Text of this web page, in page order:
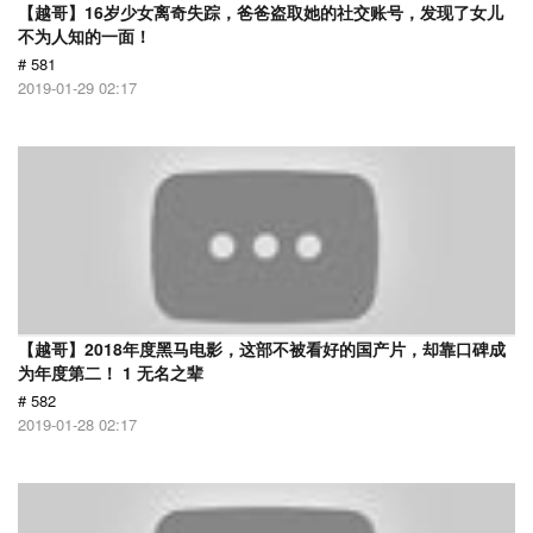
【越哥】16岁少女离奇失踪，爸爸盗取她的社交账号，发现了女儿
不为人知的一面！
# 581
2019-01-29 02:17
【越哥】2018年度黑马电影，这部不被看好的国产片，却靠口碑成
为年度第二！ 1 无名之辈
# 582
2019-01-28 02:17